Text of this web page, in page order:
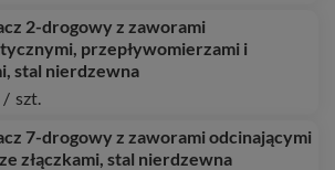
2-drogowy z zaworami
przepływomierzami i
stal nierdzewna
/ szt.
7-drogowy z zaworami odcinającymi
złączkami, stal nierdzewna